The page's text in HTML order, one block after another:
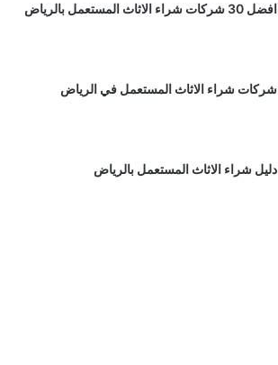
افضل 30 شركات شراء الاثاث المستعمل بالرياض
شركات شراء الاثاث المستعمل في الرياض
دليل شراء الاثاث المستعمل بالرياض